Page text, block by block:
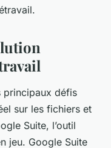
principaux défis
sur les fichiers et
Suite, l’outil
jeu. Google Suite